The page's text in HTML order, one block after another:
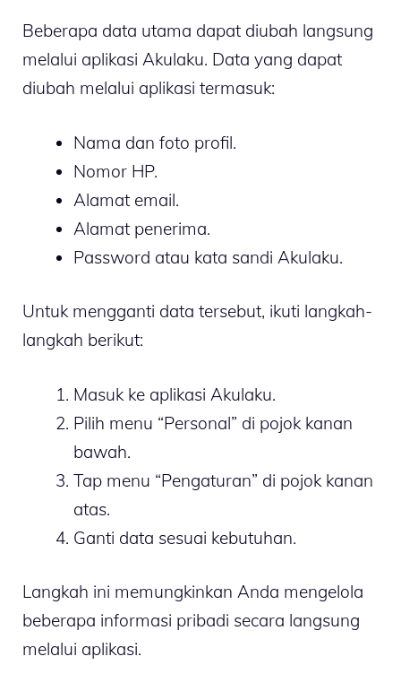
Beberapa data utama dapat diubah langsung
melalui aplikasi Akulaku. Data yang dapat
diubah melalui aplikasi termasuk:
Nama dan foto profil.
Nomor HP.
Alamat email.
Alamat penerima.
Password atau kata sandi Akulaku.
Untuk mengganti data tersebut, ikuti langkah-
langkah berikut:
Masuk ke aplikasi Akulaku.
Pilih menu “Personal” di pojok kanan
bawah.
Tap menu “Pengaturan” di pojok kanan
atas.
Ganti data sesuai kebutuhan.
Langkah ini memungkinkan Anda mengelola
beberapa informasi pribadi secara langsung
melalui aplikasi.